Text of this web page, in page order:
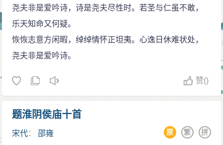
学的形成与发展起到了至关重要的作用。
首先，以天地之数和圆方之数作为天地源起之象
征，并以此二数分为十六大位，以穷究天地体用之变
化。其次，以阴阳奇偶之数作为天圆地方之数的基础，
的内涵时，往往如有神助一般的能妙悟、洞彻其内涵，
最后获得的如同汪洋一般浩瀚博大的知识，多半是邵雍
自行悟道所得。
邵雍研习这些经典的时间越久，其德行也越来越为
天地的运动变化规律、阴阳消长的规律、世道变迁的规
也一样了然于胸。他高深的智慧，被当时世人认为已达
到不惑的程度。邵雍的学说不是模仿前人、偶然应验的
尧夫非是爱吟诗，诗是尧夫尽性时。若圣与仁虽不敢，
乐天知命又何疑。
恢恢志意方闲暇，绰绰情怀正坦夷。心逸日休难状处，
尧夫非是爱吟诗。
赞()
题淮阴侯庙十首
宋代：邵雍 拼
繁
原